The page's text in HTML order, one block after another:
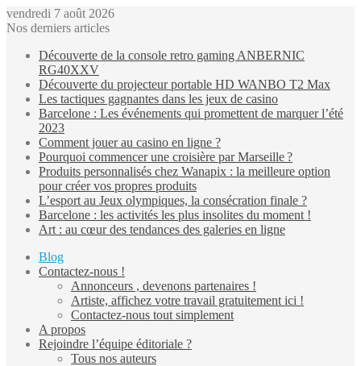
vendredi 7 août 2026
Nos derniers articles
Découverte de la console retro gaming ANBERNIC
RG40XXV
Découverte du projecteur portable HD WANBO T2 Max
Les tactiques gagnantes dans les jeux de casino
Barcelone : Les événements qui promettent de marquer l’été
2023
Comment jouer au casino en ligne ?
Pourquoi commencer une croisière par Marseille ?
Produits personnalisés chez Wanapix : la meilleure option
pour créer vos propres produits
L’esport au Jeux olympiques, la consécration finale ?
Barcelone : les activités les plus insolites du moment !
Art : au cœur des tendances des galeries en ligne
Blog
Contactez-nous !
Annonceurs , devenons partenaires !
Artiste, affichez votre travail gratuitement ici !
Contactez-nous tout simplement
A propos
Rejoindre l’équipe éditoriale ?
Tous nos auteurs